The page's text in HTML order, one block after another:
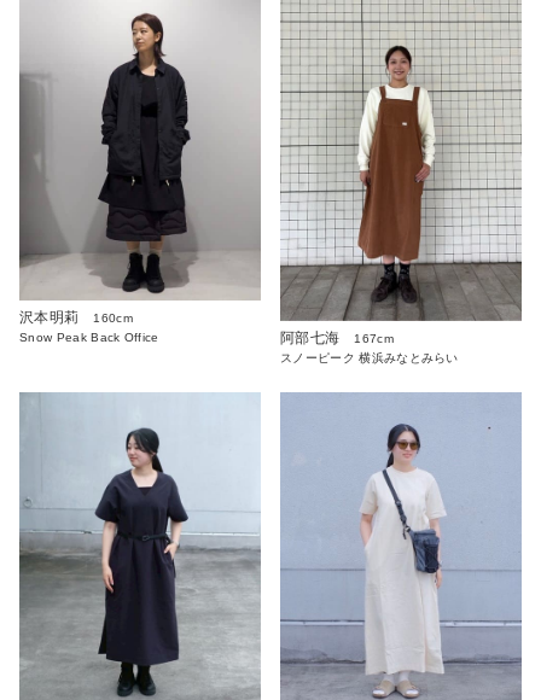
沢本明莉
160cm
Snow Peak Back Office
阿部七海
167cm
スノーピーク 横浜みなとみらい